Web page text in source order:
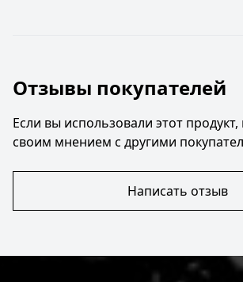
Отзывы покупателей
Если вы использовали этот
своим мнением с другими
Написать отзыв